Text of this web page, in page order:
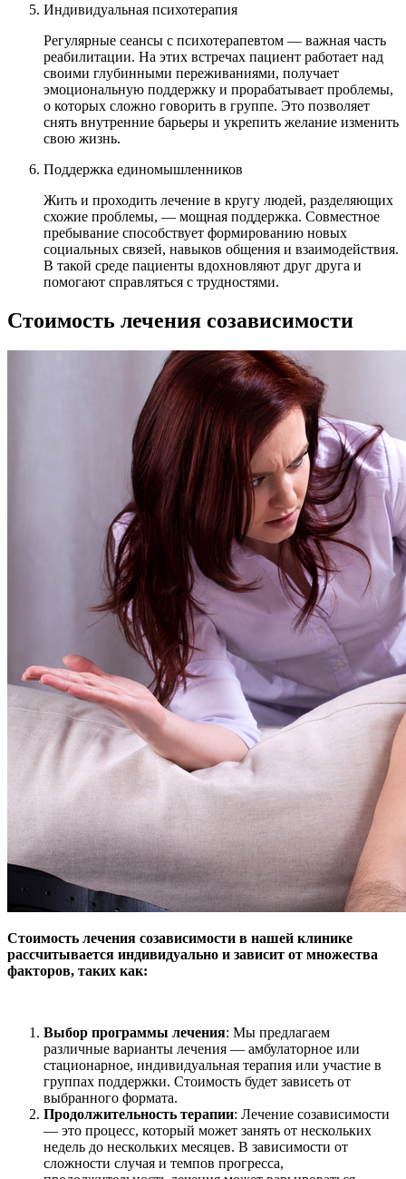
Индивидуальная психотерапия
Регулярные сеансы с психотерапевтом — важная часть
реабилитации. На этих встречах пациент работает над
своими глубинными переживаниями, получает
эмоциональную поддержку и прорабатывает проблемы,
о которых сложно говорить в группе. Это позволяет
снять внутренние барьеры и укрепить желание изменить
свою жизнь.
Поддержка единомышленников
Жить и проходить лечение в кругу людей, разделяющих
схожие проблемы, — мощная поддержка. Совместное
пребывание способствует формированию новых
социальных связей, навыков общения и взаимодействия.
В такой среде пациенты вдохновляют друг друга и
помогают справляться с трудностями.
Стоимость лечения созависимости
Стоимость лечения созависимости в нашей клинике
рассчитывается индивидуально и зависит от множества
факторов, таких как:
Выбор программы лечения: Мы предлагаем
различные варианты лечения — амбулаторное или
стационарное, индивидуальная терапия или участие в
группах поддержки. Стоимость будет зависеть от
выбранного формата.
Продолжительность терапии: Лечение созависимости
— это процесс, который может занять от нескольких
недель до нескольких месяцев. В зависимости от
сложности случая и темпов прогресса,